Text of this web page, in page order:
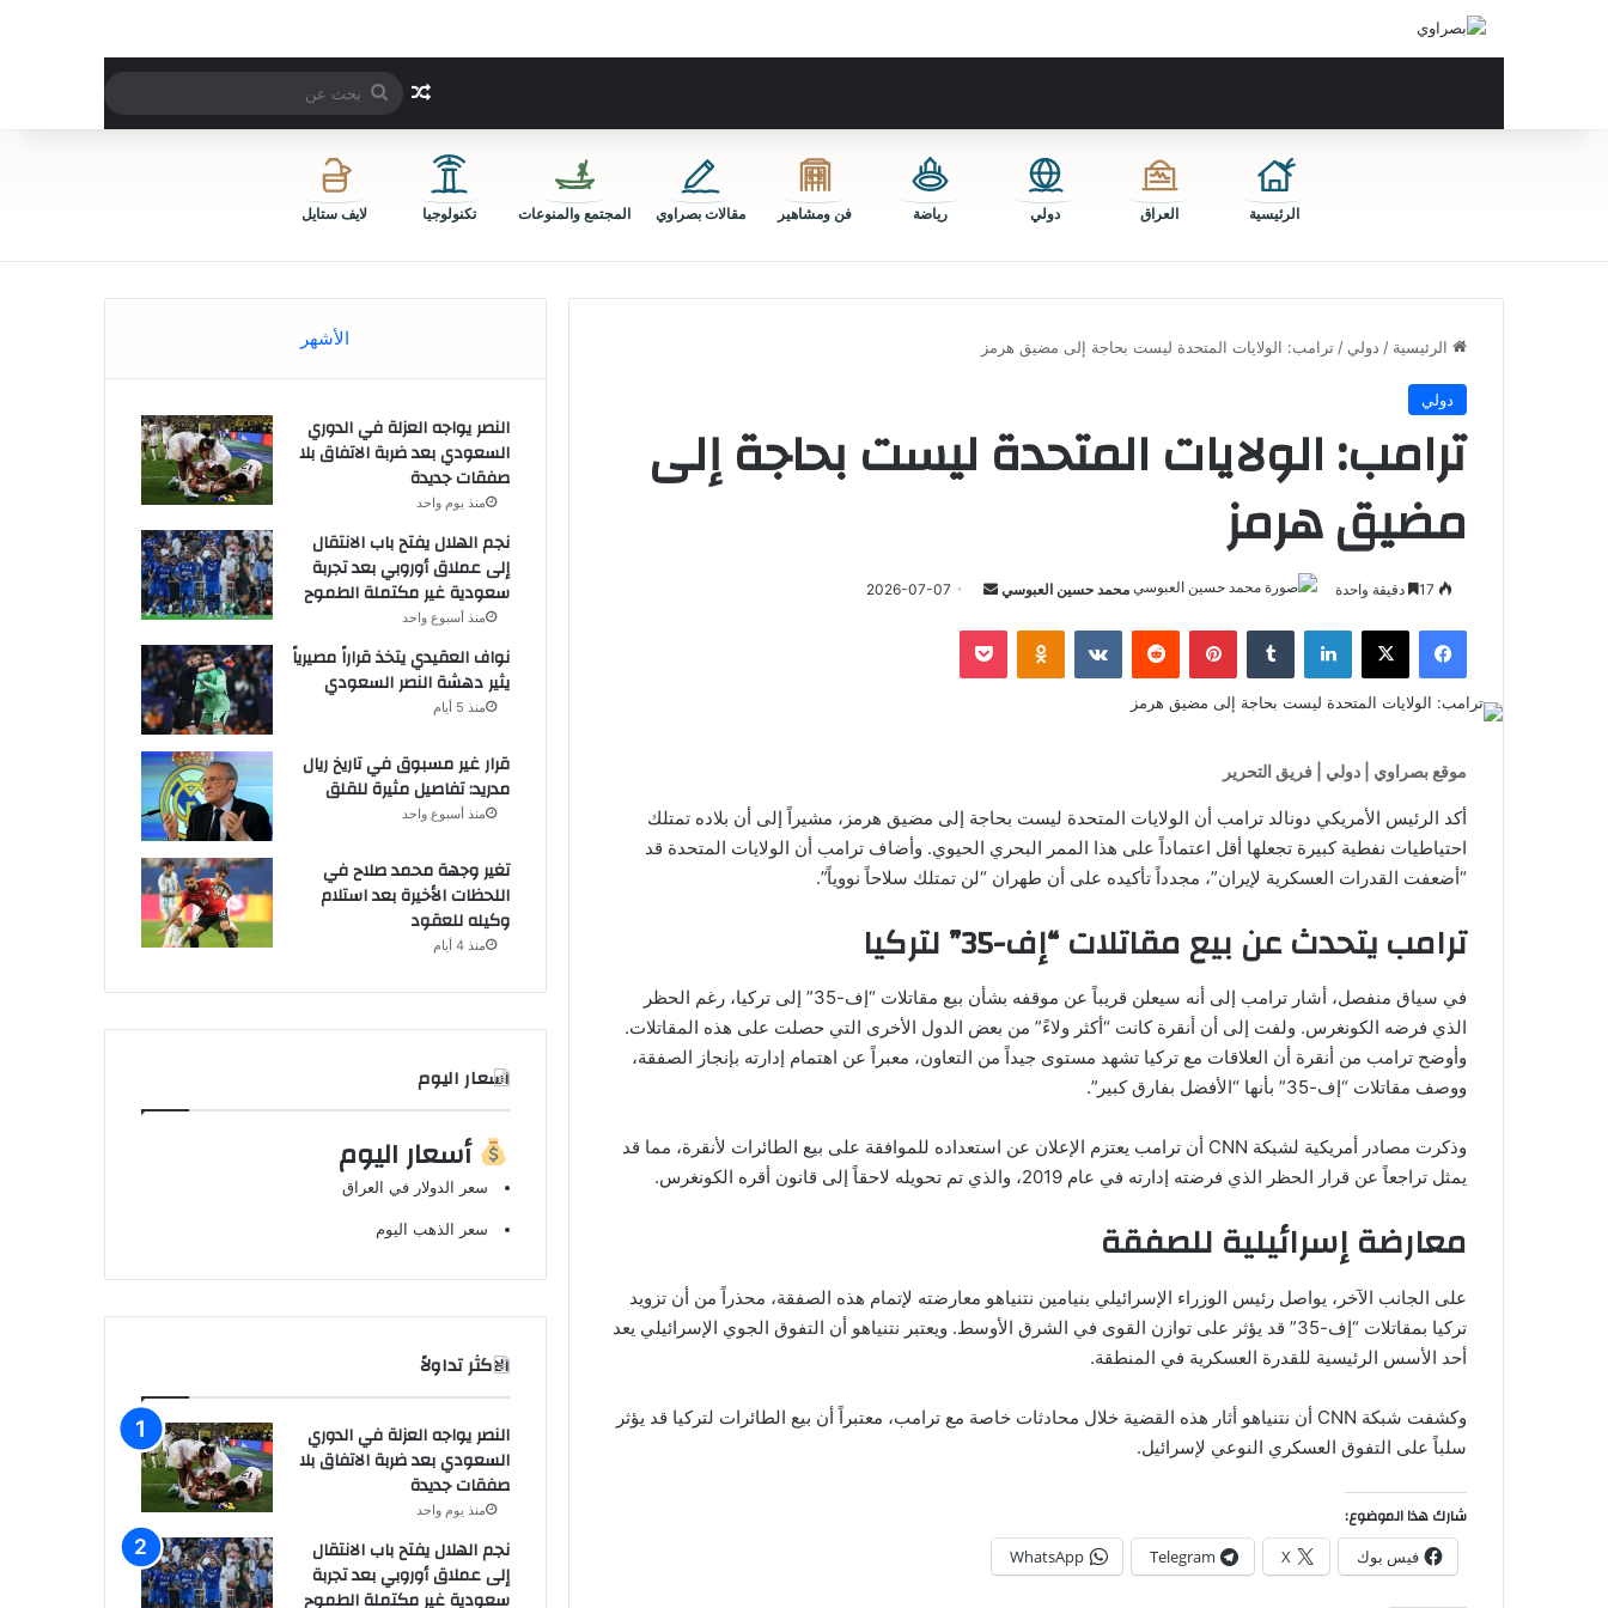
مقال عشوائي
بحث
عن
الرئيسية العراق دولي رياضة فن ومشاهير مقالات بصراوي المجتمع والمنوعات تكنولوجيا لايف ستايل
الرئيسية / دولي / ترامب: الولايات المتحدة ليست بحاجة إلى مضيق هرمز
دولي
ترامب: الولايات المتحدة ليست بحاجة إلى
مضيق هرمز
محمد حسين العبوسي
أرسل
إلكترونيا
2026-07-07 دقيقة واحدة
فيسبوك ‫X لينكدإن بينتيريست Odnoklassniki
‫Pocket
موقع بصراوي | دولي | فريق التحرير
أكد الرئيس الأمريكي دونالد ترامب أن الولايات المتحدة ليست بحاجة إلى مضيق هرمز، مشيراً إلى أن بلاده تمتلك
احتياطيات نفطية كبيرة تجعلها أقل اعتماداً على هذا الممر البحري الحيوي. وأضاف ترامب أن الولايات المتحدة قد
“أضعفت القدرات العسكرية لإيران”، مجدداً تأكيده على أن طهران “لن تمتلك سلاحاً نووياً”.
ترامب يتحدث عن بيع مقاتلات “إف-35” لتركيا
في سياق منفصل، أشار ترامب إلى أنه سيعلن قريباً عن موقفه بشأن بيع مقاتلات “إف-35” إلى تركيا، رغم الحظر
الذي فرضه الكونغرس. ولفت إلى أن أنقرة كانت “أكثر ولاءً” من بعض الدول الأخرى التي حصلت على هذه المقاتلات.
وأوضح ترامب من أنقرة أن العلاقات مع تركيا تشهد مستوى جيداً من التعاون، معبراً عن اهتمام إدارته بإنجاز الصفقة،
ووصف مقاتلات “إف-35” بأنها “الأفضل بفارق كبير”.
وذكرت مصادر أمريكية لشبكة CNN أن ترامب يعتزم الإعلان عن استعداده للموافقة على بيع الطائرات لأنقرة، مما قد
يمثل تراجعاً عن قرار الحظر الذي فرضته إدارته في عام 2019، والذي تم تحويله لاحقاً إلى قانون أقره الكونغرس.
معارضة إسرائيلية للصفقة
على الجانب الآخر، يواصل رئيس الوزراء الإسرائيلي بنيامين نتنياهو معارضته لإتمام هذه الصفقة، محذراً من أن تزويد
تركيا بمقاتلات “إف-35” قد يؤثر على توازن القوى في الشرق الأوسط. ويعتبر نتنياهو أن التفوق الجوي الإسرائيلي يعد
أحد الأسس الرئيسية للقدرة العسكرية في المنطقة.
وكشفت شبكة CNN أن نتنياهو أثار هذه القضية خلال محادثات خاصة مع ترامب، معتبراً أن بيع الطائرات لتركيا قد يؤثر
سلباً على التفوق العسكري النوعي لإسرائيل.
شارك هذا الموضوع:
فيس بوك X
Telegram
WhatsApp
الأشهر
النصر يواجه العزلة في الدوري
السعودي بعد ضربة الاتفاق بلا
صفقات جديدة
منذ يوم واحد
نجم الهلال يفتح باب الانتقال
إلى عملاق أوروبي بعد تجربة
سعودية غير مكتملة الطموح
منذ أسبوع واحد
نواف العقيدي يتخذ قراراً مصيرياً
يثير دهشة النصر السعودي
منذ 5 أيام
قرار غير مسبوق في تاريخ ريال
مدريد: تفاصيل مثيرة للقلق
منذ أسبوع واحد
تغير وجهة محمد صلاح في
اللحظات الأخيرة بعد استلام
وكيله للعقود
منذ 4 أيام
اسعار اليوم
أسعار اليوم
سعر الدولار في العراق
سعر الذهب اليوم
الاكثر تداولاً
النصر يواجه العزلة في الدوري
السعودي بعد ضربة الاتفاق بلا
صفقات جديدة
منذ يوم واحد
نجم الهلال يفتح باب الانتقال
إلى عملاق أوروبي بعد تجربة
سعودية غير مكتملة الطموح